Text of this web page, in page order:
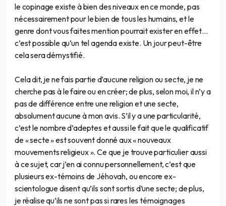
le copinage existe à bien des niveaux en ce monde, pas
nécessairement pour le bien de tous les humains, et le
genre dont vous faites mention pourrait exister en effet…
c’est possible qu’un tel agenda existe. Un jour peut-être
cela sera démystifié.
Cela dit, je ne fais partie d’aucune religion ou secte, je ne
cherche pas à le faire ou en créer; de plus, selon moi, il n’y a
pas de différence entre une religion et une secte,
absolument aucune à mon avis. S’il y a une particularité,
c’est le nombre d’adeptes et aussi le fait que le qualificatif
de « secte » est souvent donné aux « nouveaux
mouvements religieux ». Ce que je trouve particulier aussi
à ce sujet, car j’en ai connu personnellement, c’est que
plusieurs ex-témoins de Jéhovah, ou encore ex-
scientologue disent qu’ils sont sortis d’une secte; de plus,
je réalise qu’ils ne sont pas si rares les témoignages